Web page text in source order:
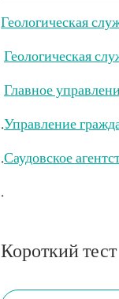
Геологическая
Геологическая
Главное
.Управление
.Саудовское
.
Короткий тест